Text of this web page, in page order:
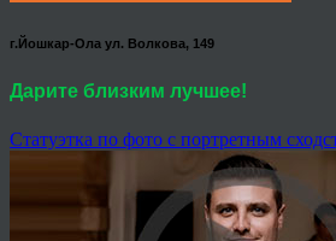
г.Йошкар-Ола ул. Волкова, 149
Дарите близким лучшее!
Статуэтка по фото с портретным